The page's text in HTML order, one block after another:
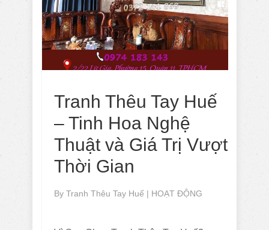
Tranh Thêu Tay Huế
– Tinh Hoa Nghệ
Thuật và Giá Trị Vượt
Thời Gian
By Tranh Thêu Tay Huế | HOẠT ĐỘNG